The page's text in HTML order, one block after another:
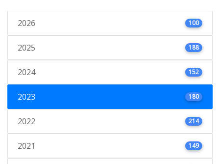
2026 100
2025 188
2024 152
2023 180
2022 214
2021 149